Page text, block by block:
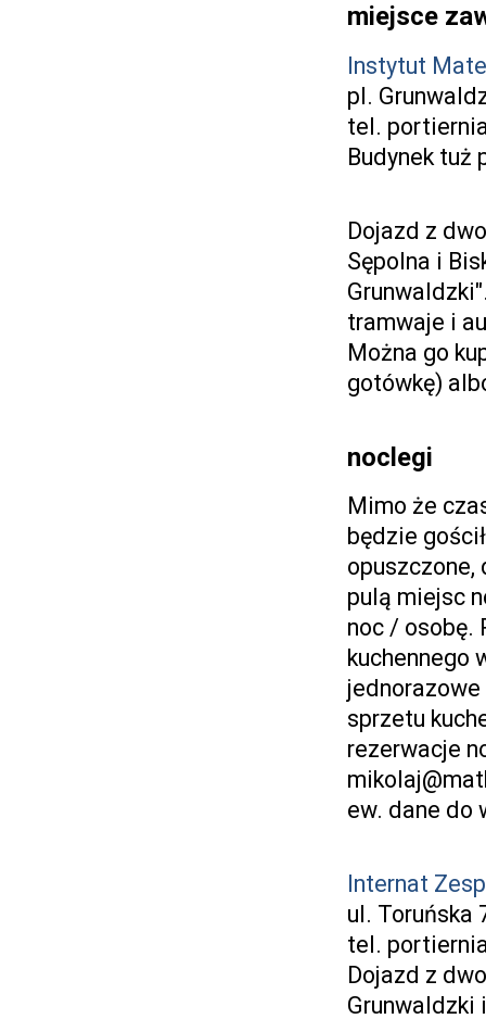
miejsce
Instytut
pl.
tel.
Budynek tuż
Dojazd z
Sępolna i
tramwaje i
Można go
gotówkę)
noclegi
Mimo że
będzie
opuszczone,
pulą miejsc
noc / osobę.
kuchennego
sprzetu
rezerwacje
ew. dane do
Internat
ul. Toruńska
tel.
Dojazd z
Grunwaldzki